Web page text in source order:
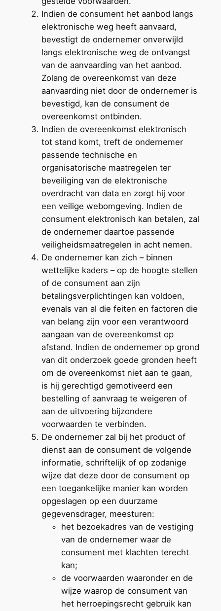
Indien de consument het aanbod langs
elektronische weg heeft aanvaard,
bevestigt de ondernemer onverwijld
langs elektronische weg de ontvangst
van de aanvaarding van het aanbod.
Zolang de overeenkomst van deze
aanvaarding niet door de ondernemer is
bevestigd, kan de consument de
overeenkomst ontbinden.
Indien de overeenkomst elektronisch
tot stand komt, treft de ondernemer
passende technische en
organisatorische maatregelen ter
beveiliging van de elektronische
overdracht van data en zorgt hij voor
een veilige webomgeving. Indien de
consument elektronisch kan betalen, zal
de ondernemer daartoe passende
veiligheidsmaatregelen in acht nemen.
De ondernemer kan zich – binnen
wettelijke kaders – op de hoogte stellen
of de consument aan zijn
betalingsverplichtingen kan voldoen,
evenals van al die feiten en factoren die
van belang zijn voor een verantwoord
aangaan van de overeenkomst op
afstand. Indien de ondernemer op grond
van dit onderzoek goede gronden heeft
om de overeenkomst niet aan te gaan,
is hij gerechtigd gemotiveerd een
bestelling of aanvraag te weigeren of
aan de uitvoering bijzondere
voorwaarden te verbinden.
De ondernemer zal bij het product of
dienst aan de consument de volgende
informatie, schriftelijk of op zodanige
wijze dat deze door de consument op
een toegankelijke manier kan worden
opgeslagen op een duurzame
gegevensdrager, meesturen:
het bezoekadres van de vestiging
van de ondernemer waar de
consument met klachten terecht
kan;
de voorwaarden waaronder en de
wijze waarop de consument van
het herroepingsrecht gebruik kan